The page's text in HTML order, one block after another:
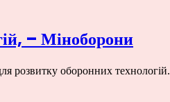
– Міноборони
розвитку оборонних технологій.